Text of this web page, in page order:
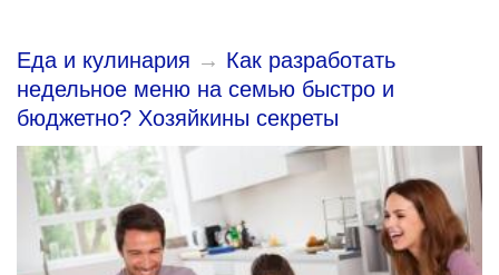
Еда и кулинария → Как разработать
недельное меню на семью быстро и
бюджетно? Хозяйкины секреты